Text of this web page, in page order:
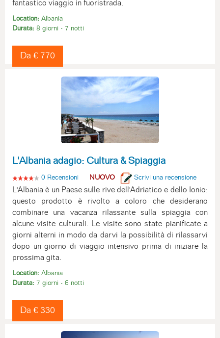
fantastico viaggio in fuoristrada.
Location: Albania
Durata: 8 giorni - 7 notti
Da € 770
L'Albania adagio: Cultura & Spiaggia
0 Recensioni NUOVO Scrivi una recensione
L'Albania è un Paese sulle rive dell'Adriatico e dello Ionio:
questo prodotto è rivolto a coloro che desiderano
combinare una vacanza rilassante sulla spiaggia con
alcune visite culturali. Le visite sono state pianificate a
giorni alterni in modo da darvi la possibilità di rilassarvi
dopo un giorno di viaggio intensivo prima di iniziare la
prossima gita.
Location: Albania
Durata: 7 giorni - 6 notti
Da € 330